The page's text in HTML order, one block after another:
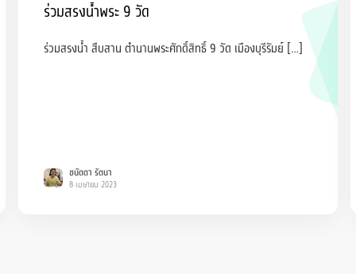
ร่วมสรงน้ำพระ 9 วัด
ร่วมสรงน้ำ สืบสาน ตำนานพระศักดิ์สิทธิ์ 9 วัด เมืองบุรีรัมย์ […]
ชนัดดา รัตนา
8 เมษายน 2023